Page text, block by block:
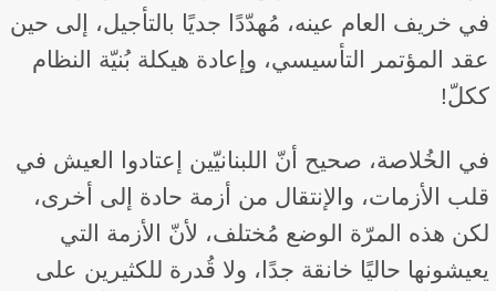
في خريف العام عينه، مُهدّدًا جديًا بالتأجيل، إلى حين
عقد المؤتمر التأسيسي، وإعادة هيكلة بُنيّة النظام
ككلّ!
في الخُلاصة، صحيح أنّ اللبنانيّين إعتادوا العيش في
قلب الأزمات، والإنتقال من أزمة حادة إلى أخرى،
لكن هذه المرّة الوضع مُختلف، لأنّ الأزمة التي
يعيشونها حاليًا خانقة جدًا، ولا قُدرة للكثيرين على